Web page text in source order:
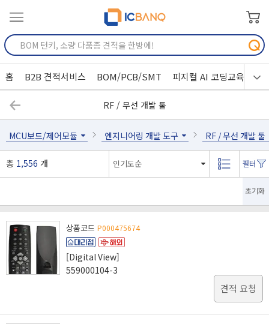
홈 B2B 견적서비스 BOM/PCB/SMT 피지컬 AI 코딩교육
RF / 무선 개발 툴
MCU보드/제어모듈 엔지니어링 개발 도구 RF / 무선 개발 툴
총 1,556 개
초기화
상품코드 P000475674
[Digital View]
559000104-3
견적 요청